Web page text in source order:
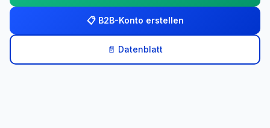
📋 B2B-Konto erstellen
📄 Datenblatt